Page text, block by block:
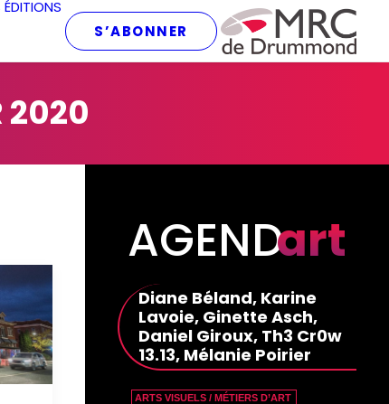
ÉDITIONS
S’ABONNER
2020
AGENDart
Diane Béland, Karine
Lavoie, Ginette Asch,
Daniel Giroux, Th3 Cr0w
13.13, Mélanie Poirier
ARTS VISUELS / MÉTIERS D’ART